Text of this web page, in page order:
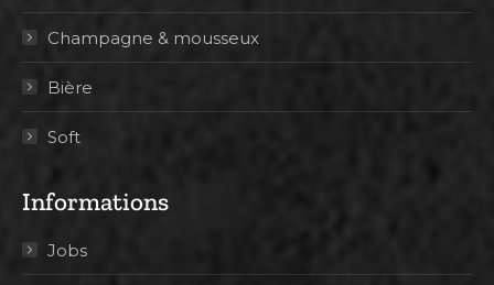
Champagne & mousseux
Bière
Soft
Informations
Jobs